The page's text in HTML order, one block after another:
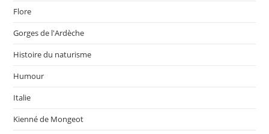
Flore
Gorges de l'Ardèche
Histoire du naturisme
Humour
Italie
Kienné de Mongeot